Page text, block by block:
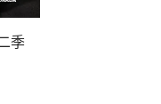
季